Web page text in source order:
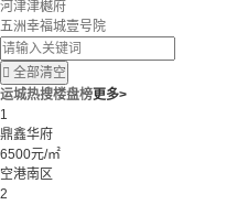
河津津樾府
五洲幸福城壹号院
 全部清空
运城热搜楼盘榜更多>
1
鼎鑫华府
6500元/㎡
空港南区
2